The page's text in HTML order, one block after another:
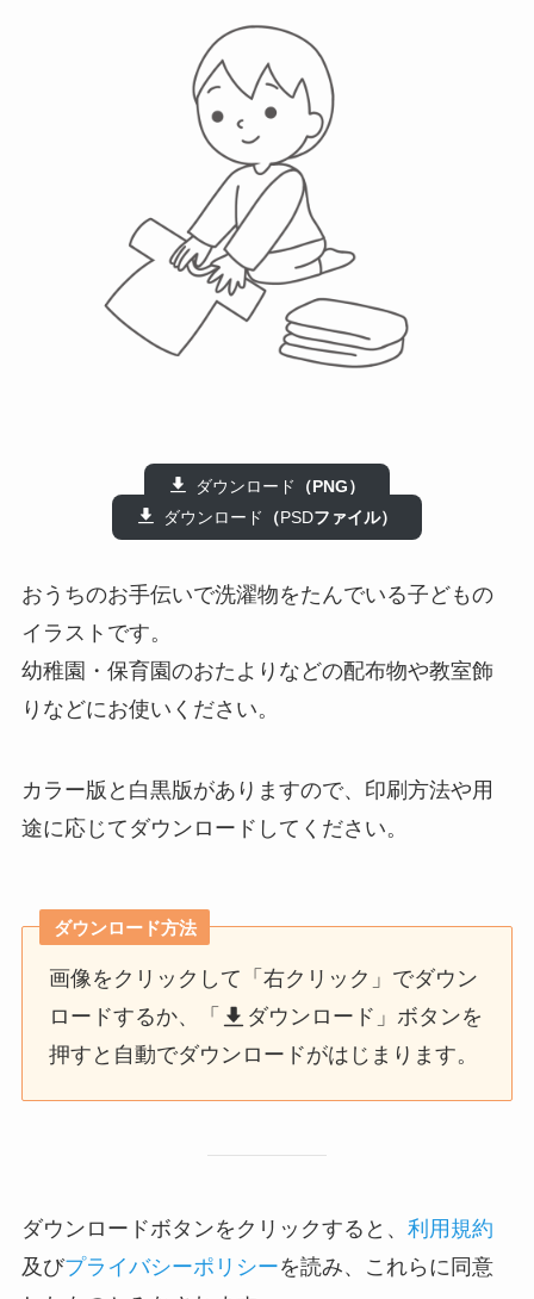
ダウンロード （PNG）
ダウンロード （PSDファイル）
おうちのお手伝いで洗濯物をたんでいる子どもの
イラストです。
幼稚園・保育園のおたよりなどの配布物や教室飾
りなどにお使いください。
カラー版と白黒版がありますので、印刷方法や用
途に応じてダウンロードしてください。
ダウンロード方法
画像をクリックして「右クリック」でダウン
ロードするか、「
ダウンロード」ボタンを
押すと自動でダウンロードがはじまります。
ダウンロードボタンをクリックすると、 利用規約
及びプライバシーポリシーを読み、これらに同意